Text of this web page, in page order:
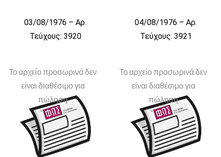
03/08/1976 – Αρ.
Τεύχους: 3920
04/08/1976 – Αρ.
Τεύχους: 3921
Το αρχείο προσωρινά δεν
είναι διαθέσιμο για
πώληση
Το αρχείο προσωρινά δεν
είναι διαθέσιμο για
πώληση